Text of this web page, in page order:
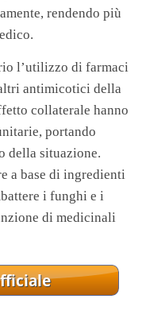
rendendo più
l’utilizzo di farmaci
antimicotici della
collaterale hanno
portando
della situazione.
a base di ingredienti
i funghi e i
di medicinali